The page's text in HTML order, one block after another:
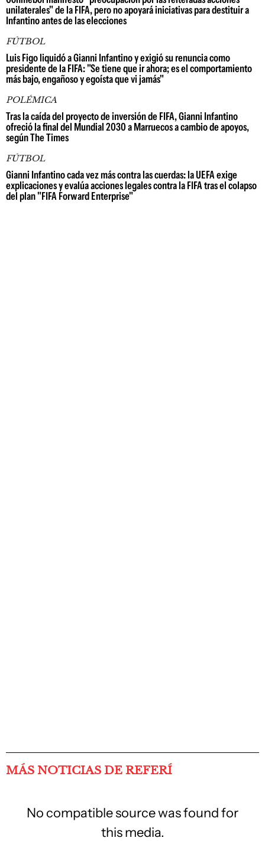
unilaterales" de la FIFA, pero no apoyará iniciativas para destituir a
Infantino antes de las elecciones
FÚTBOL
Luis Figo liquidó a Gianni Infantino y exigió su renuncia como
presidente de la FIFA: "Se tiene que ir ahora; es el comportamiento
más bajo, engañoso y egoísta que vi jamás"
POLÉMICA
Tras la caída del proyecto de inversión de FIFA, Gianni Infantino
ofreció la final del Mundial 2030 a Marruecos a cambio de apoyos,
según The Times
FÚTBOL
Gianni Infantino cada vez más contra las cuerdas: la UEFA exige
explicaciones y evalúa acciones legales contra la FIFA tras el colapso
del plan "FIFA Forward Enterprise"
MÁS NOTICIAS DE REFERÍ
No compatible source was found for
this media.